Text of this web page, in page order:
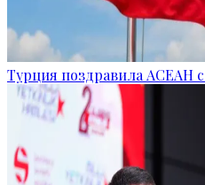
Турция поздравила АСЕАН